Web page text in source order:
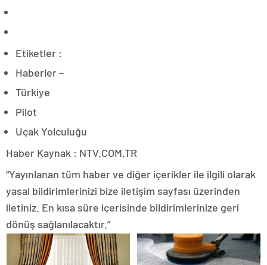
Etiketler :
Haberler –
Türkiye
Pilot
Uçak Yolculuğu
Haber Kaynak : NTV.COM.TR
“Yayınlanan tüm haber ve diğer içerikler ile ilgili olarak
yasal bildirimlerinizi bize iletişim sayfası üzerinden
iletiniz. En kısa süre içerisinde bildirimlerinize geri
dönüş sağlanılacaktır.”